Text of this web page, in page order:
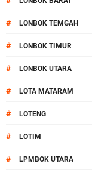
# LONBOK TEMGAH
# LONBOK TIMUR
# LONBOK UTARA
# LOTA MATARAM
# LOTENG
# LOTIM
# LPMBOK UTARA